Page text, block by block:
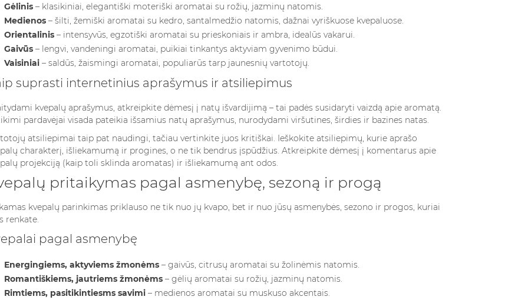
Gėlinis– klasikiniai, elegantiški moteriški aromatai su rožių, jazminų natomis.
Medienos– šilti, žemiški aromatai su kedro, santalmedžio natomis, dažnai vyriškuose kvepaluose.
Orientalinis– intensyvūs, egzotiški aromatai su prieskoniais ir ambra, idealūs vakarui.
Gaivūs– lengvi, vandeningi aromatai, puikiai tinkantys aktyviam gyvenimo būdui.
Vaisiniai– saldūs, žaismingi aromatai, populiarūs tarp jaunesnių vartotojų.
suprasti internetinius aprašymus ir atsiliepimus
kvepalų aprašymus, atkreipkite dėmesį į natų išvardijimą – tai padės susidaryti vaizdą apie aromatą.
pardavėjai visada pateikia išsamius natų aprašymus, nurodydami viršutines, širdies ir bazines natas.
atsiliepimai taip pat naudingi, tačiau vertinkite juos kritiškai. Ieškokite atsiliepimų, kurie aprašo
charakterį, išliekamumą ir progines, o ne tik bendrus įspūdžius. Atkreipkite dėmesį į komentarus apie
projekciją (kaip toli sklinda aromatas) ir išliekamumą ant odos.
pritaikymas pagal asmenybę, sezoną ir progą
kvepalų parinkimas priklauso ne tik nuo jų kvapo, bet ir nuo jūsų asmenybės, sezono ir progos, kuriai
renkate.
pagal asmenybę
Energingiems, aktyviems žmonėms– gaivūs, citrusų aromatai su žolinėmis natomis.
Romantiškiems, jautriems žmonėms– gėlių aromatai su rožių, jazminų natomis.
Rimtiems, pasitikintiesms savimi– medienos aromatai su muskuso akcentais.